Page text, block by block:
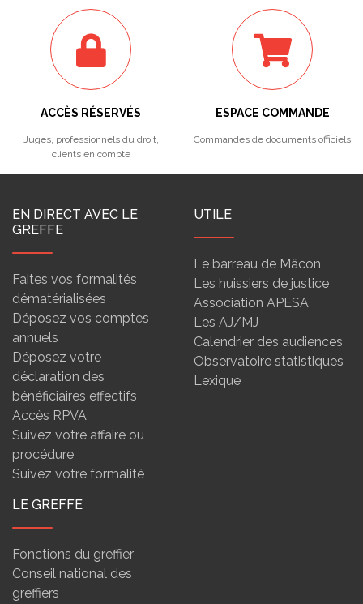
ACCÈS RÉSERVÉS
Juges, professionnels du droit,
clients en compte
ESPACE COMMANDE
Commandes de documents officiels
EN DIRECT AVEC LE
GREFFE
Faites vos formalités
dématérialisées
Déposez vos comptes
annuels
Déposez votre
déclaration des
bénéficiaires effectifs
Accès RPVA
Suivez votre affaire ou
procédure
Suivez votre formalité
UTILE
Le barreau de Mâcon
Les huissiers de justice
Association APESA
Les AJ/MJ
Calendrier des audiences
Observatoire statistiques
Lexique
LE GREFFE
Fonctions du greffier
Conseil national des
greffiers